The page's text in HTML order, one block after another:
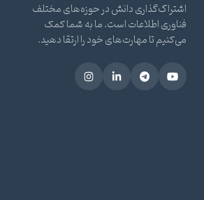
اشتراک‌گذاری دانش در حوزه‌های مختلف
فناوری اطلاعات است. ما به شما کمک
می‌کنیم تا مهارت‌های خود را ارتقا دهید.